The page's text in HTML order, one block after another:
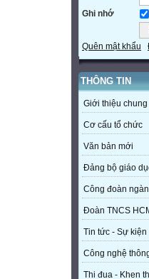
Ghi nhớ
Quên mật khẩu
THÔNG TIN
Giới thiệu chung
Cơ cấu tổ chức
Văn bản mới
Đảng bộ giáo
Công đoàn
Đoàn TNCS
Tin tức - Sự kiện
Công nghệ
Thi đua - Khen